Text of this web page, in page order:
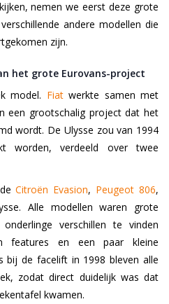
nemen we eerst deze grote
andere modellen die
zijn.
het grote Eurovans-project
model. Fiatwerkte samen met
een grootschalig project dat het
wordt. De Ulysse zou van 1994
worden, verdeeld over twee
deCitroën Evasion, Peugeot 806,
Alle modellen waren grote
onderlinge verschillen te vinden
features en een paar kleine
bij de facelift in 1998 bleven alle
zodat direct duidelijk was dat
kwamen.